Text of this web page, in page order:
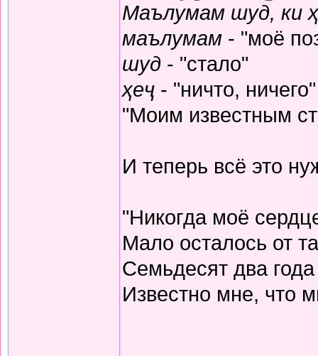
Маълумам шуд, ки
маълумам - "моё
шуд - "стало"
ҳеҷ - "ничто, ничего"
"Моим известным
И теперь всё это
"Никогда моё
Мало осталось от
Семьдесят два
Известно мне, что